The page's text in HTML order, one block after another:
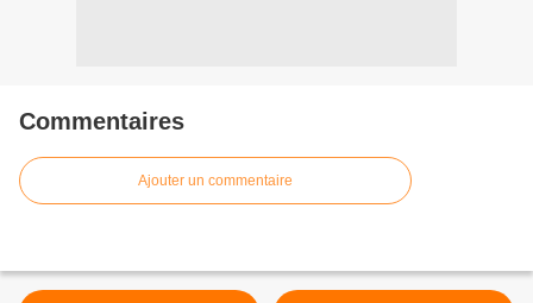
Commentaires
Ajouter un commentaire